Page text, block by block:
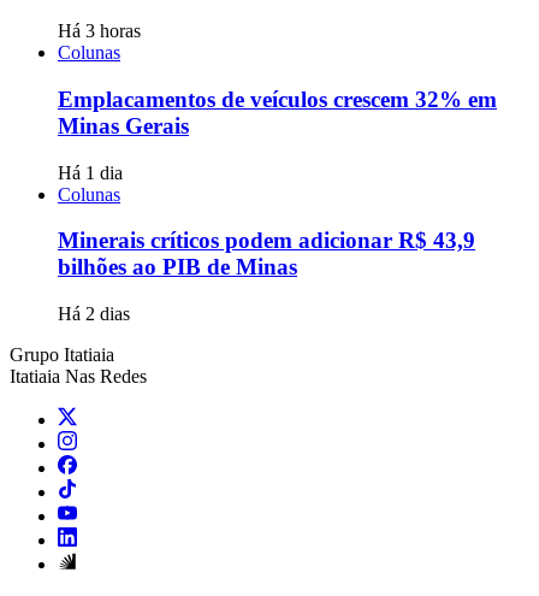
Há 3 horas
Colunas
Emplacamentos de veículos crescem 32% em
Minas Gerais
Há 1 dia
Colunas
Minerais críticos podem adicionar R$ 43,9
bilhões ao PIB de Minas
Há 2 dias
Grupo Itatiaia
Itatiaia Nas Redes